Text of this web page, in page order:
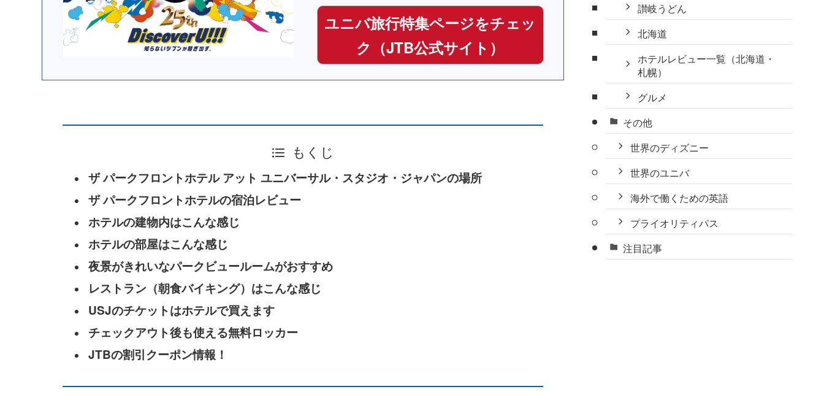
ユニバ旅行特集ページをチェッ
ク（JTB公式サイト）
もくじ
ザ パークフロントホテル アット ユニバーサル・スタジオ・ジャパンの場所
ザ パークフロントホテルの宿泊レビュー
ホテルの建物内はこんな感じ
ホテルの部屋はこんな感じ
夜景がきれいなパークビュールームがおすすめ
レストラン（朝食バイキング）はこんな感じ
USJのチケットはホテルで買えます
チェックアウト後も使える無料ロッカー
JTBの割引クーポン情報！
讃岐うどん
北海道
ホテルレビュー一覧（北海道・
札幌）
グルメ
その他
世界のディズニー
世界のユニバ
海外で働くための英語
プライオリティパス
注目記事